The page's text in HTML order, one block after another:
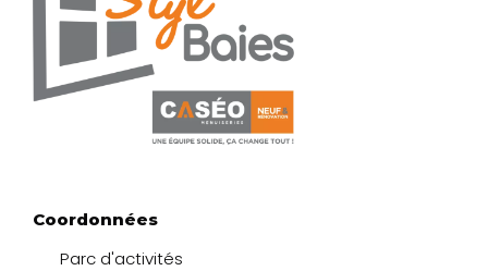
Coordonnées
Parc d'activités